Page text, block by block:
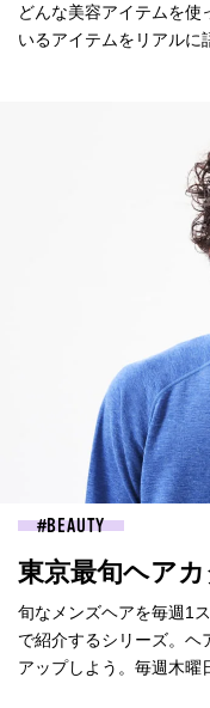
どんな美容アイテムを
いるアイテムをリアルに
BEAUTY
東京最旬ヘア
旬なメンズヘアを毎週1
で紹介するシリーズ。ヘ
アップしよう。毎週木曜